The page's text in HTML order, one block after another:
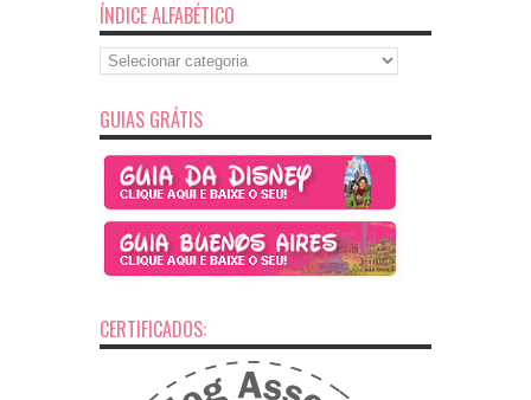
ÍNDICE ALFABÉTICO
Índice
Alfabético
GUIAS GRÁTIS
CERTIFICADOS: